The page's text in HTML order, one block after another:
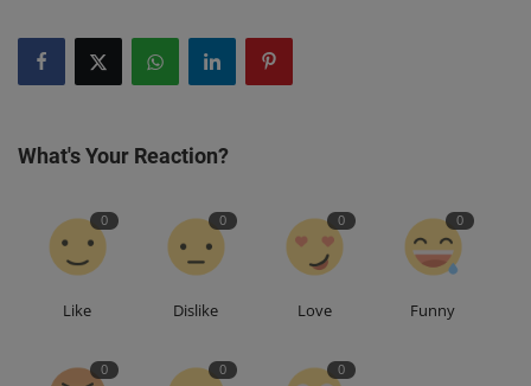
What's Your Reaction?
0
Like
0
Dislike
0
Love
0
Funny
0 0 0